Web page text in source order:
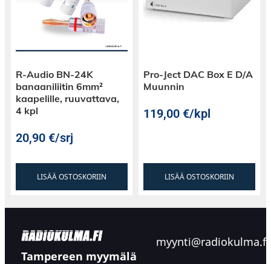
R-Audio BN-24K
banaaniliitin 6mm²
kaapelille, ruuvattava,
4 kpl
20,90€/srj
LISÄÄ OSTOSKORIIN
Pro-Ject DAC Box E D/A
Muunnin
119,00€/kpl
LISÄÄ OSTOSKORIIN
Tampereen myymälä
myynti@radiokulma.fi